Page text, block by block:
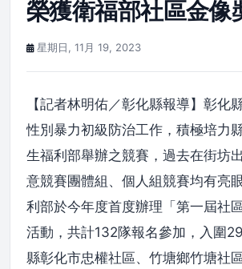
榮獲衛福部社區金像
星期日, 11月 19, 2023
【記者林明佑／彰化縣報導】彰化
性別暴力初級防治工作，積極培力
生福利部舉辦之競賽，過去在街坊
意競賽團體組、個人組競賽均有亮
利部於今年度首度辦理「第一屆社
活動，共計132隊報名參加，入圍
縣彰化市忠權社區、竹塘鄉竹塘社